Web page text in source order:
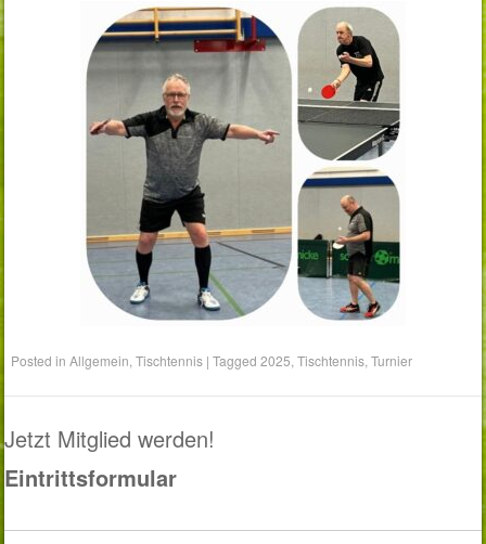
Posted inAllgemein ,Tischtennis |Tagged2025 ,Tischtennis ,Turnier
Jetzt Mitglied werden!
Eintrittsformular